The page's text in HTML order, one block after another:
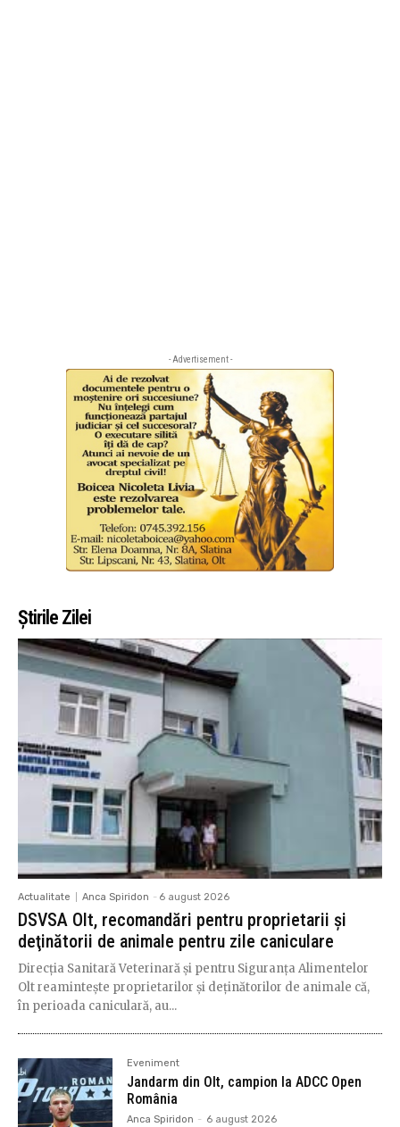
- Advertisement -
Știrile Zilei
Actualitate Anca Spiridon - 6 august 2026
DSVSA Olt, recomandări pentru proprietarii şi
deţinătorii de animale pentru zile caniculare
Direcția Sanitară Veterinară și pentru Siguranța Alimentelor
Olt reamintește proprietarilor şi deţinătorilor de animale că,
în perioada caniculară, au...
Eveniment
Jandarm din Olt, campion la ADCC Open
România
Anca Spiridon - 6 august 2026